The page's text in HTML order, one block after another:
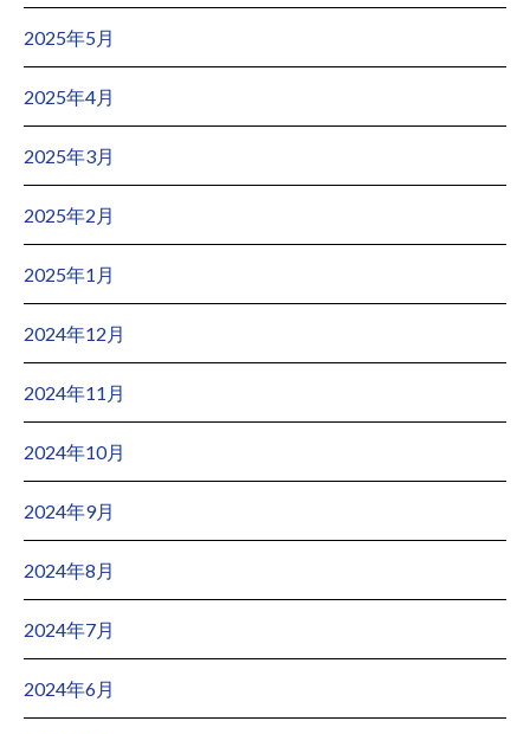
2025年5月
2025年4月
2025年3月
2025年2月
2025年1月
2024年12月
2024年11月
2024年10月
2024年9月
2024年8月
2024年7月
2024年6月